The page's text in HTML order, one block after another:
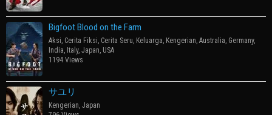
Bigfoot Blood on the Farm
Aksi, Cerita Fiksi, Cerita Seru, Keluarga, Kengerian, Australia, Germany,
India, Italy, Japan, USA
1194 Views
サユリ
Kengerian, Japan